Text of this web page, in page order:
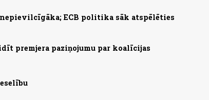
ECB politika sāk atspēlēties
premjera paziņojumu par koalīcijas